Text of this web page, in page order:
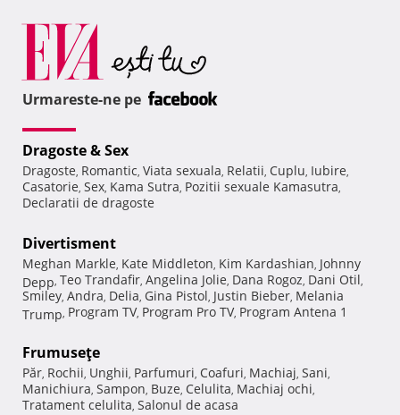
Urmareste-ne pe
Dragoste & Sex
Dragoste, Romantic, Viata sexuala, Relatii, Cuplu, Iubire,
Casatorie, Sex, Kama Sutra, Pozitii sexuale Kamasutra,
Declaratii de dragoste
Divertisment
Meghan Markle, Kate Middleton, Kim Kardashian, Johnny
Depp, Teo Trandafir, Angelina Jolie, Dana Rogoz, Dani Otil,
Smiley, Andra, Delia, Gina Pistol, Justin Bieber, Melania
Trump, Program TV, Program Pro TV, Program Antena 1
Frumuseţe
Păr, Rochii, Unghii, Parfumuri, Coafuri, Machiaj, Sani,
Manichiura, Sampon, Buze, Celulita, Machiaj ochi,
Tratament celulita, Salonul de acasa